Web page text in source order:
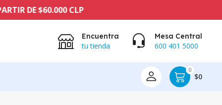
$60.000 CLP
Encuentra
tu tienda
Mesa Central
600 401 5000
0
$0